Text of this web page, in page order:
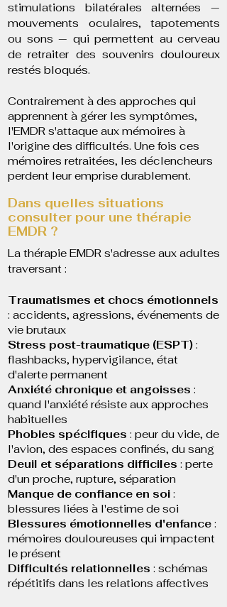
stimulations bilatérales alternées —
mouvements oculaires, tapotements
ou sons — qui permettent au cerveau
de retraiter des souvenirs douloureux
restés bloqués.
Contrairement à des approches qui
apprennent à gérer les symptômes,
l'EMDR s'attaque aux mémoires à
l'origine des difficultés. Une fois ces
mémoires retraitées, les déclencheurs
perdent leur emprise durablement.
Dans quelles situations
consulter pour une thérapie
EMDR ?
La thérapie EMDR s'adresse aux adultes
traversant :
Traumatismes et chocs émotionnels
: accidents, agressions, événements de
vie brutaux
Stress post-traumatique (ESPT) :
flashbacks, hypervigilance, état
d'alerte permanent
Anxiété chronique et angoisses :
quand l'anxiété résiste aux approches
habituelles
Phobies spécifiques : peur du vide, de
l'avion, des espaces confinés, du sang
Deuil et séparations difficiles : perte
d'un proche, rupture, séparation
Manque de confiance en soi :
blessures liées à l'estime de soi
Blessures émotionnelles d'enfance :
mémoires douloureuses qui impactent
le présent
Difficultés relationnelles : schémas
répétitifs dans les relations affectives